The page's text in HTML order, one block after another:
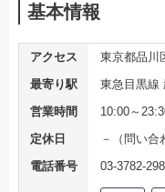
基本情報
アクセス
東京都品川
最寄り駅
東急目黒線
営業時間
10:00～
定休日
－（問い合
電話番号
03-3782-